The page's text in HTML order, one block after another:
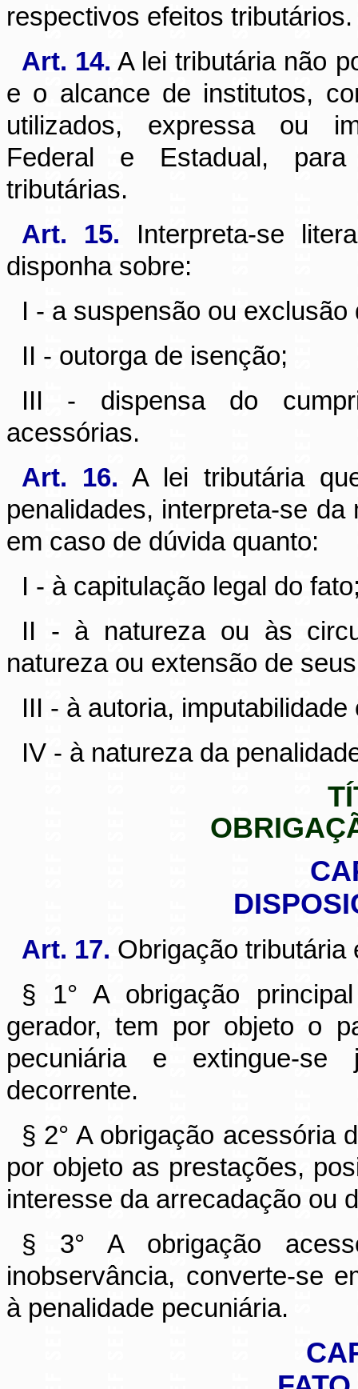
respectivos efeitos tributários.
Art. 14. A lei tributária não
e o alcance de institutos,
utilizados, expressa ou
Federal e Estadual,
tributárias.
Art. 15. Interpreta-se
disponha sobre:
I - a suspensão ou
II - outorga de isenção;
III - dispensa do
acessórias.
Art. 16. A lei tributária
penalidades, interpreta-se
em caso de dúvida quanto:
I - à capitulação legal do
II - à natureza ou às
natureza ou extensão de
III - à autoria, imputabilidade
IV - à natureza da
Art. 17. Obrigação tributária
§ 1° A obrigação
gerador, tem por objeto o
pecuniária e extingue-
decorrente.
§ 2° A obrigação acessória
por objeto as prestações,
interesse da arrecadação ou
§ 3° A obrigação
inobservância, converte-se
à penalidade pecuniária.